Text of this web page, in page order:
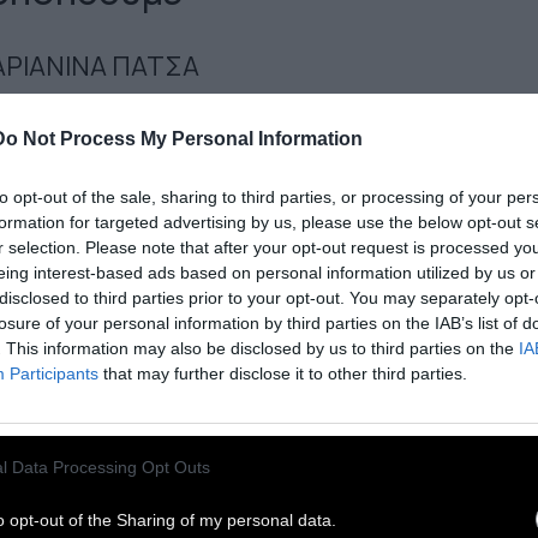
Not Process My Personal Information
opt-out of the sale, sharing to third parties, or processing of your
for targeted advertising by us, please use the below opt-out
selection. Please note that after your opt-out request is processed
interest-based ads based on personal information utilized by us
to third parties prior to your opt-out. You may separately
of your personal information by third parties on the IAB’s list of
This information may also be disclosed by us to third parties on the
Participants that may further disclose it to other third parties.
Data Processing Opt Outs
opt-out of the Sharing of my personal data.
ΠΑΤΣΑ
είναι άνεργος κι όμως
στους συνανθρώπους του τροφή,
επικοινωνία και σεβασμό, χάρη στη
κουζίνα του και τη διάθεσή του. Η
κουζίνα Ο Άλλος Άνθρωπος μαγειρεύει
φορά σε άλλη γειτονιά, με ό,τι έχει, ανάλογα
εθελοντές, τις προμήθειες και τη
ένα μεγάλο όνειρο έγινε πραγματικότητα